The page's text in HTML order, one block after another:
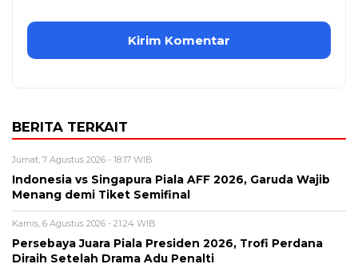
BERITA TERKAIT
Jumat, 7 Agustus 2026 - 18:17 WIB
Indonesia vs Singapura Piala AFF 2026, Garuda Wajib
Menang demi Tiket Semifinal
Kamis, 6 Agustus 2026 - 21:24 WIB
Persebaya Juara Piala Presiden 2026, Trofi Perdana
Diraih Setelah Drama Adu Penalti